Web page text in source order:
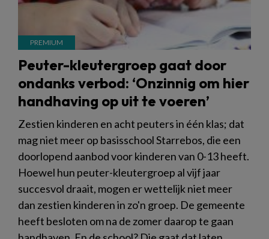
Peuter-kleutergroep gaat door
ondanks verbod: ‘Onzinnig om hier
handhaving op uit te voeren’
Zestien kinderen en acht peuters in één klas; dat
mag niet meer op basisschool Starrebos, die een
doorlopend aanbod voor kinderen van 0-13 heeft.
Hoewel hun peuter-kleutergroep al vijf jaar
succesvol draait, mogen er wettelijk niet meer
dan zestien kinderen in zo'n groep. De gemeente
heeft besloten om na de zomer daarop te gaan